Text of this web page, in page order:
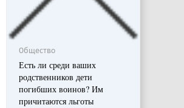
Общество
Есть ли среди ваших
родственников дети
погибших воинов? Им
причитаются льготы